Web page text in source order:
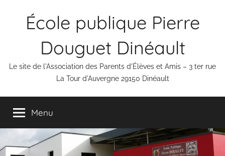
École publique Pierre
Douguet Dinéault
Le site de l'Association des Parents d'Élèves et Amis – 3 ter rue
La Tour d'Auvergne 29150 Dinéault
Menu